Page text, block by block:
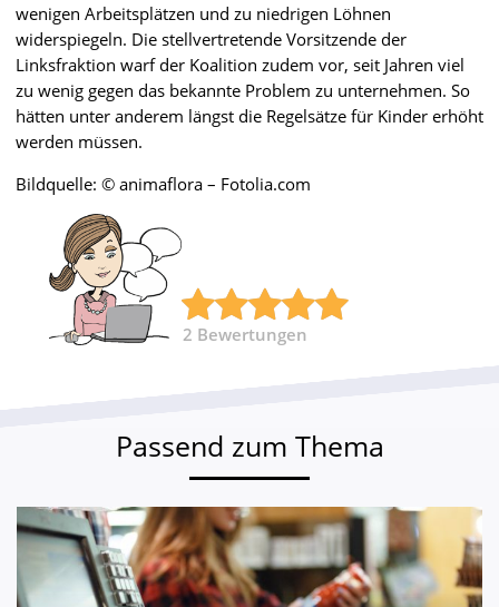
wenigen Arbeitsplätzen und zu niedrigen Löhnen
widerspiegeln. Die stellvertretende Vorsitzende der
Linksfraktion warf der Koalition zudem vor, seit Jahren viel
zu wenig gegen das bekannte Problem zu unternehmen. So
hätten unter anderem längst die Regelsätze für Kinder erhöht
werden müssen.
Bildquelle: © animaflora – Fotolia.com
2 Bewertungen
Passend zum Thema